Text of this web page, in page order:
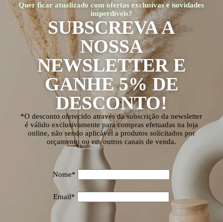
Quer ficar atualizado com ofertas exclusivas e novidades
imperdíveis?
SUBSCREVA A
NOSSA
NEWSLETTER E
GANHE 5% DE
DESCONTO!
*O desconto oferecido através da subscrição da newsletter
é válido exclusivamente para compras efetuadas na loja
online, não sendo aplicável a produtos solicitados por
orçamento ou em outros canais de venda.
Nome*
Email*